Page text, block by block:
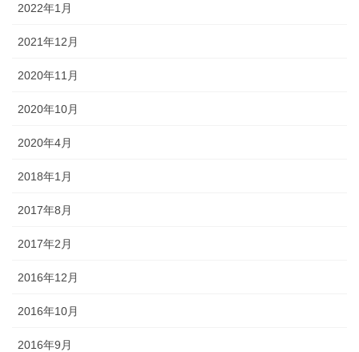
2022年1月
2021年12月
2020年11月
2020年10月
2020年4月
2018年1月
2017年8月
2017年2月
2016年12月
2016年10月
2016年9月